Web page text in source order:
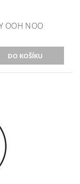
OOH NOO